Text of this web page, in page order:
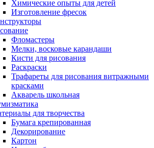
Химические опыты для детей
Изготовление фресок
Фломастеры
Мелки, восковые карандаши
Кисти для рисования
Раскраски
Трафареты для рисования витражными
красками
Акварель школьная
для творчества
Бумага крепированная
Декорирование
Картон